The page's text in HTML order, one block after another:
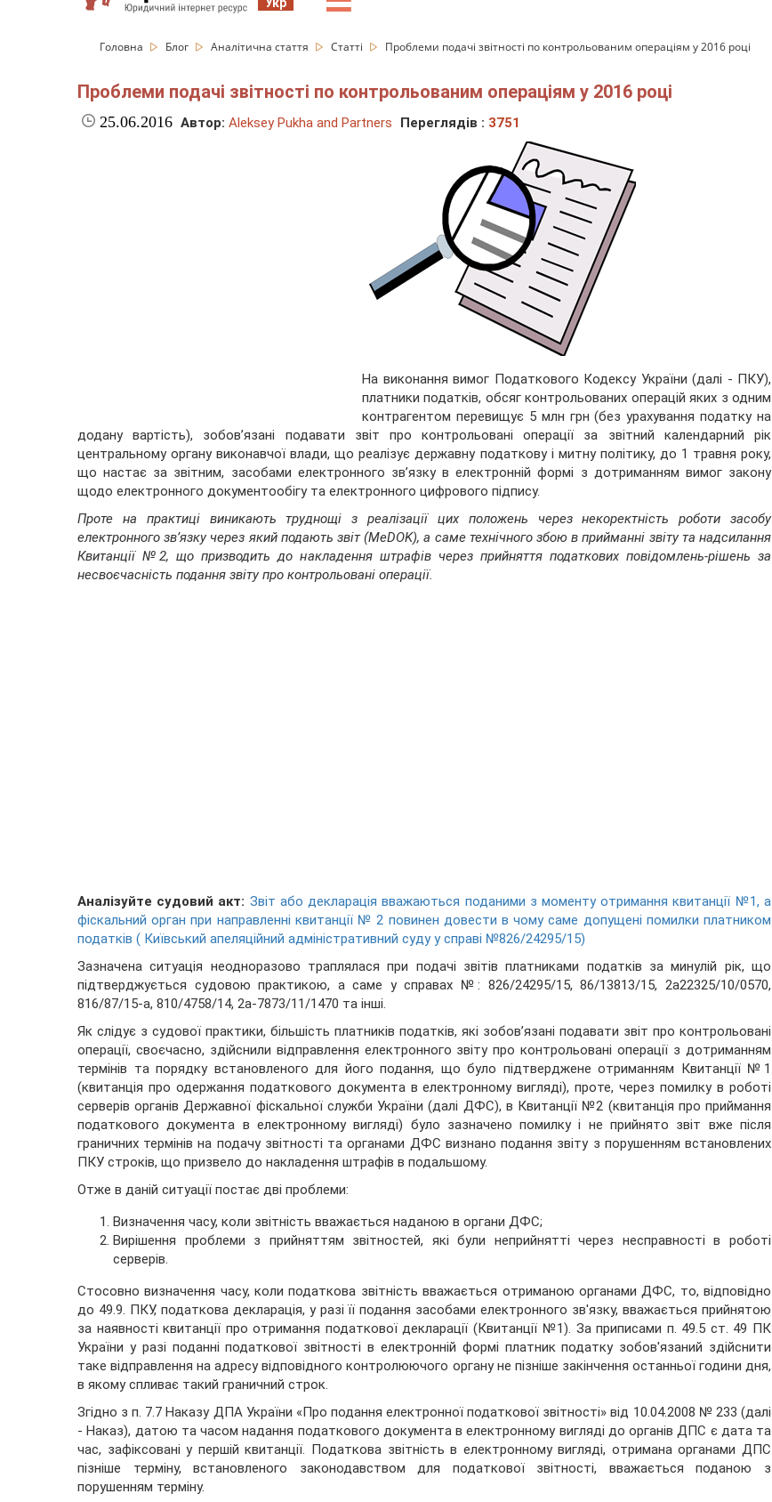
Головна Блог Аналітична стаття Статті Проблеми подачі звітності по контрольованим операціям у 2016 році
Проблеми подачі звітності по контрольованим операціям у 2016 році
25.06.2016 Автор: Aleksey Pukha and Partners Переглядів : 3751
На виконання вимог Податкового Кодексу України (далі - ПКУ),
платники податків, обсяг контрольованих операцій яких з одним
контрагентом перевищує 5 млн грн (без урахування податку на
додану вартість), зобов’язані подавати звіт про контрольовані операції за звітний календарний рік
центральному органу виконавчої влади, що реалізує державну податкову і митну політику, до 1 травня року,
що настає за звітним, засобами електронного зв’язку в електронній формі з дотриманням вимог закону
щодо електронного документообігу та електронного цифрового підпису.
Проте на практиці виникають труднощі з реалізації цих положень через некоректність роботи засобу
електронного зв’язку через який подають звіт (MеDOK), а саме технічного збою в прийманні звіту та надсилання
Квитанції №2, що призводить до накладення штрафів через прийняття податкових повідомлень-рішень за
несвоєчасність подання звіту про контрольовані операції.
Аналізуйте судовий акт: Звіт або декларація вважаються поданими з моменту отримання квитанції №1, а
фіскальний орган при направленні квитанції № 2 повинен довести в чому саме допущені помилки платником
податків ( Київський апеляційний адміністративний суду у справі №826/24295/15)
Зазначена ситуація неодноразово траплялася при подачі звітів платниками податків за минулій рік, що
підтверджується судовою практикою, а саме у справах №: 826/24295/15, 86/13813/15, 2а22325/10/0570,
816/87/15-а, 810/4758/14, 2а-7873/11/1470 та інші.
Як слідує з судової практики, більшість платників податків, які зобов’язані подавати звіт про контрольовані
операції, своєчасно, здійснили відправлення електронного звіту про контрольовані операції з дотриманням
термінів та порядку встановленого для його подання, що було підтверджене отриманням Квитанції №1
(квитанція про одержання податкового документа в електронному вигляді), проте, через помилку в роботі
серверів органів Державної фіскальної служби України (далі ДФС), в Квитанції №2 (квитанція про приймання
податкового документа в електронному вигляді) було зазначено помилку і не прийнято звіт вже після
граничних термінів на подачу звітності та органами ДФС визнано подання звіту з порушенням встановлених
ПКУ строків, що призвело до накладення штрафів в подальшому.
Отже в даній ситуації постає дві проблеми:
Визначення часу, коли звітність вважається наданою в органи ДФС;
Вирішення проблеми з прийняттям звітностей, які були неприйнятті через несправності в роботі
серверів.
Стосовно визначення часу, коли податкова звітність вважається отриманою органами ДФС, то, відповідно
до 49.9. ПКУ, податкова декларація, у разі її подання засобами електронного зв'язку, вважається прийнятою
за наявності квитанції про отримання податкової декларації (Квитанції №1). За приписами п. 49.5 ст. 49 ПК
України у разі поданні податкової звітності в електронній формі платник податку зобов'язаний здійснити
таке відправлення на адресу відповідного контролюючого органу не пізніше закінчення останньої години дня,
в якому спливає такий граничний строк.
Згідно з п. 7.7 Наказу ДПА України «Про подання електронної податкової звітності» від 10.04.2008 № 233 (далі
- Наказ), датою та часом надання податкового документа в електронному вигляді до органів ДПС є дата та
час, зафіксовані у першій квитанції. Податкова звітність в електронному вигляді, отримана органами ДПС
пізніше терміну, встановленого законодавством для податкової звітності, вважається поданою з
порушенням терміну.